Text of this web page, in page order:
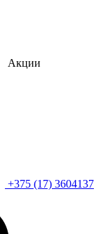
Акции
+375 (17) 3604137